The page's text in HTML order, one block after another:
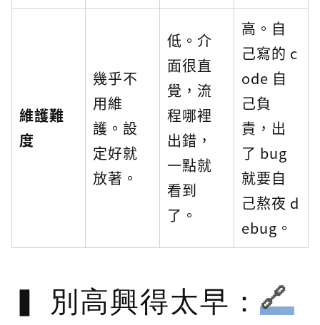
維護難
度
幾乎不
用維
護。設
定好就
放著。
低。介
面很直
覺，流
程哪裡
出錯，
一點就
看到
了。
高。自
己寫的 c
ode 自
己負
責，出
了 bug
就要自
己熬夜 d
ebug。
別高興得太早：